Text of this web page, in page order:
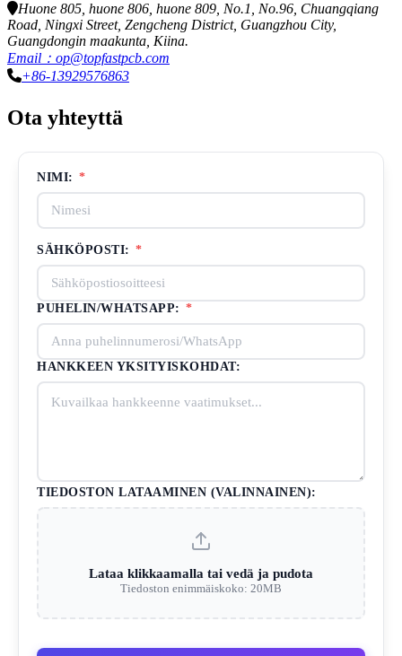
Huone 805, huone 806, huone 809, No.1, No.96, Chuangqiang
Road, Ningxi Street, Zengcheng District, Guangzhou City,
Guangdongin maakunta, Kiina.
Email：op@topfastpcb.com
+86-13929576863
Ota yhteyttä
NIMI: *
SÄHKÖPOSTI: *
PUHELIN/WHATSAPP: *
HANKKEEN YKSITYISKOHDAT:
TIEDOSTON LATAAMINEN (VALINNAINEN):
Lataa klikkaamalla tai vedä ja pudota
Tiedoston enimmäiskoko: 20MB